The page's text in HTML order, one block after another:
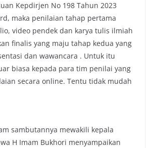
Kepdirjen No 198 Tahun 2023
maka penilaian tahap pertama
video pendek dan karya tulis ilmiah
finalis yang maju tahap kedua yang
dan wawancara . Untuk itu
biasa kepada para tim penilai yang
secara online. Tentu tidak mudah
sambutannya mewakili kepala
H Imam Bukhori menyampaikan